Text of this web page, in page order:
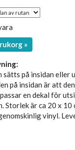
»
sätts på insidan eller
på insidan är att
en dekal för
Storlek är ca 20 x 10
vinyl.